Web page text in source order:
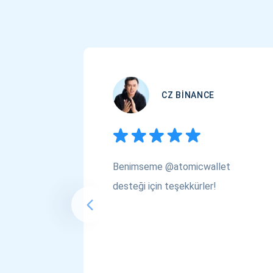
CZ BINANCE
Benimseme @atomicwallet
desteği için teşekkürler!